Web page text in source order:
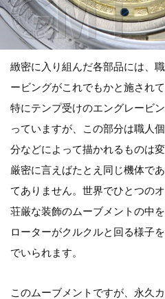
緻密に入り組んだ各部品には、
ービングがこれでもかと施されて
特にテンプ受けのエングレービ
っていますが、この部分は職人
分などによって描かれるものは変
厳密に言えばたとえ同じ機体で
てありません。世界でひとつの
荘厳な装飾のムーブメントの中
ローターがクルクルと回る様子
でいられます。
このムーブメントですが、永久